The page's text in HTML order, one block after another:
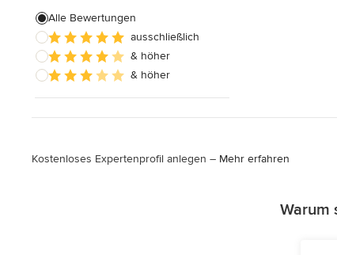
Alle Bewertungen
ausschließlich
& höher
& höher
Kostenloses Expertenprofil anlegen – Mehr erfahren
Warum